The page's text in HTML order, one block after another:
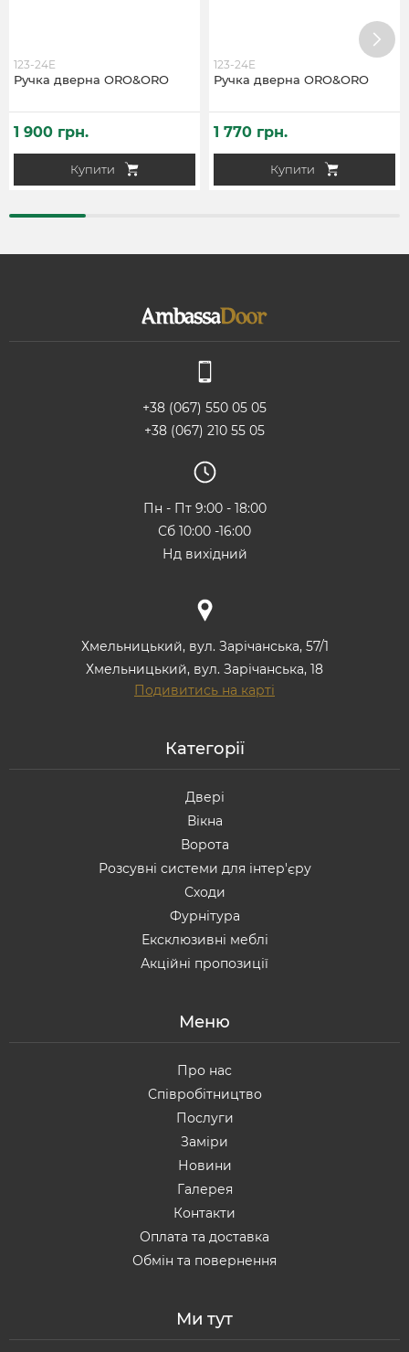
Ручка дверна ORO&ORO
123-24E
Купити
1 900 грн.
Ручка дверна ORO&ORO
123-24E
Купити
1 770 грн.
+38 (067) 550 05 05
+38 (067) 210 55 05
Пн - Пт 9:00 - 18:00
Сб 10:00 -16:00
Нд вихідний
Хмельницький, вул. Зарічанська, 57/1
Хмельницький, вул. Зарічанська, 18
Подивитись на карті
Категорії
Двері
Вікна
Ворота
Розсувні системи для інтер'єру
Сходи
Фурнітура
Ексклюзивні меблі
Акційні пропозиції
Меню
Про нас
Співробітництво
Послуги
Заміри
Новини
Галерея
Контакти
Оплата та доставка
Обмін та повернення
Ми тут